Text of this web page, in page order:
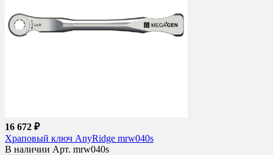
16 672 ₽
Храповый ключ AnyRidge mrw040s
В наличии Арт. mrw040s